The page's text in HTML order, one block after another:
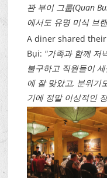
꽌 부이 그룹(Quan
에서도 유명 미식 브
A diner shared
Bụi: "가족과 함께 저
불구하고 직원들이
에 잘 맞았고, 분위기
기에 정말 이상적인